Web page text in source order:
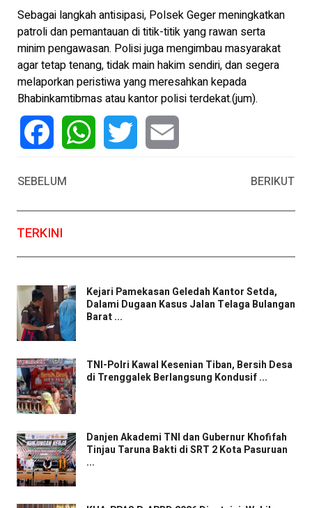
Sebagai langkah antisipasi, Polsek Geger meningkatkan
patroli dan pemantauan di titik-titik yang rawan serta
minim pengawasan. Polisi juga mengimbau masyarakat
agar tetap tenang, tidak main hakim sendiri, dan segera
melaporkan peristiwa yang meresahkan kepada
Bhabinkamtibmas atau kantor polisi terdekat.(jum).
SEBELUM
BERIKUT
TERKINI
Kejari Pamekasan Geledah Kantor Setda,
Dalami Dugaan Kasus Jalan Telaga Bulangan
Barat ...
TNI-Polri Kawal Kesenian Tiban, Bersih Desa
di Trenggalek Berlangsung Kondusif ...
Danjen Akademi TNI dan Gubernur Khofifah
Tinjau Taruna Bakti di SRT 2 Kota Pasuruan
...